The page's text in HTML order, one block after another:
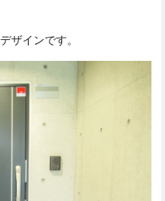
ザインです。